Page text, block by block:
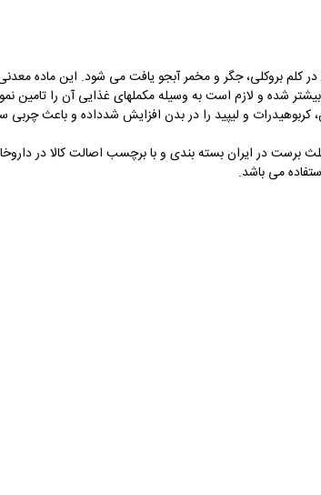
کلم بروکلی، جگر و مخمر آبجو یافت می شود. این ماده
شده و لازم است به وسیله مکملهای غذایی آن را تامین
کربوهیدرات و لیپید را در بدن افزایش شدداده و باعث
برندامریکایی هلث برست در ایران بسته بندی و با برچسب اصالت